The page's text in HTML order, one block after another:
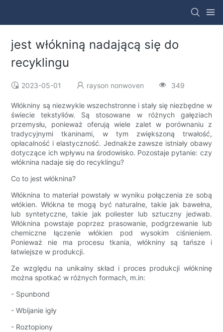
jest włókniną nadającą się do
recyklingu
2023-05-01 rayson nonwoven 349
Włókniny są niezwykle wszechstronne i stały się niezbędne w
świecie tekstyliów. Są stosowane w różnych gałęziach
przemysłu, ponieważ oferują wiele zalet w porównaniu z
tradycyjnymi tkaninami, w tym zwiększoną trwałość,
opłacalność i elastyczność. Jednakże zawsze istniały obawy
dotyczące ich wpływu na środowisko. Pozostaje pytanie: czy
włóknina nadaje się do recyklingu?
Co to jest włóknina?
Włóknina to materiał powstały w wyniku połączenia ze sobą
włókien. Włókna te mogą być naturalne, takie jak bawełna,
lub syntetyczne, takie jak poliester lub sztuczny jedwab.
Włóknina powstaje poprzez prasowanie, podgrzewanie lub
chemiczne łączenie włókien pod wysokim ciśnieniem.
Ponieważ nie ma procesu tkania, włókniny są tańsze i
łatwiejsze w produkcji.
Ze względu na unikalny skład i proces produkcji włókninę
można spotkać w różnych formach, m.in:
- Spunbond
- Wbijanie igły
- Roztopiony